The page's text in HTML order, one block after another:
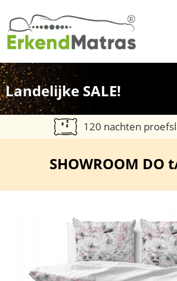
Landelijke SALE!
120 nachten
SHOWROOM DO